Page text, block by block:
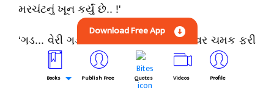
મરચંટનું ખૂન કર્યું છે.. !'
‘ગુડ... વેરી ગુડ... !' દિલીપની આંખોમાં તીવ્ર ચમક ફરી
વળી, ‘અર્થાત્ અજયના 'બહુરૂપી ખૂની' હોવાના બધા
પુરાવાઓ આપણને મળી ગયા છે !'
Download Free App
Books Publish Free Quotes Videos Profile